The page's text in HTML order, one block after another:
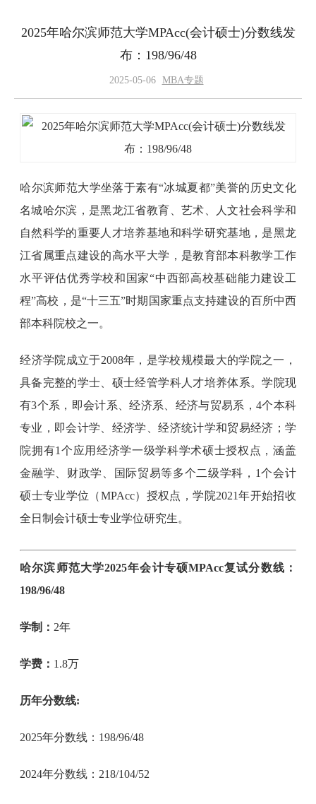
2025年哈尔滨师范大学MPAcc(会计硕士)分数线发
布：198/96/48
2025-05-06 MBA专题
哈尔滨师范大学坐落于素有“冰城夏都”美誉的历史文化
名城哈尔滨，是黑龙江省教育、艺术、人文社会科学和
自然科学的重要人才培养基地和科学研究基地，是黑龙
江省属重点建设的高水平大学，是教育部本科教学工作
水平评估优秀学校和国家“中西部高校基础能力建设工
程”高校，是“十三五”时期国家重点支持建设的百所中西
部本科院校之一。
经济学院成立于2008年，是学校规模最大的学院之一，
具备完整的学士、硕士经管学科人才培养体系。学院现
有3个系，即会计系、经济系、经济与贸易系，4个本科
专业，即会计学、经济学、经济统计学和贸易经济；学
院拥有1个应用经济学一级学科学术硕士授权点，涵盖
金融学、财政学、国际贸易等多个二级学科，1个会计
硕士专业学位（MPAcc）授权点，学院2021年开始招收
全日制会计硕士专业学位研究生。
哈尔滨师范大学2025年会计专硕MPAcc复试分数线：
198/96/48
学制： 2年
学费： 1.8万
历年分数线:
2025年分数线：198/96/48
2024年分数线：218/104/52